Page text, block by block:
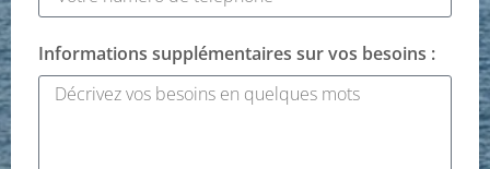
Informations supplémentaires sur vos besoins :